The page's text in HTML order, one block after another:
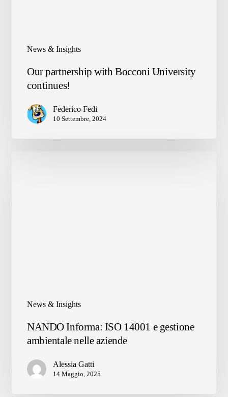
News & Insights
partnership
University
continues!
Our partnership with Bocconi University
continues!
Federico Fedi
10 Settembre, 2024
News & Insights
Informa:
gestione
NANDO Informa: ISO 14001 e gestione
ambientale nelle aziende
Alessia Gatti
14 Maggio, 2025